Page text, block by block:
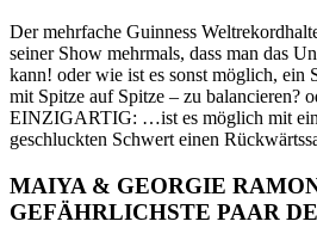
Der mehrfache Guinness
seiner Show mehrmals, dass man das
kann! oder wie ist es sonst möglich, ein
mit Spitze auf Spitze – zu balancieren?
EINZIGARTIG: …ist es möglich mit
geschluckten Schwert einen
MAIYA & GEORGIE
GEFÄHRLICHSTE PAAR